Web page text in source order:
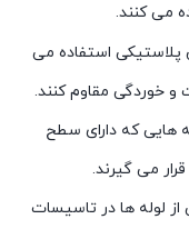
می کنند.
استفاده می
و خوردگی مقاوم کنند.
هایی که دارای سطح
می گیرند.
لوله ها در تاسیسات